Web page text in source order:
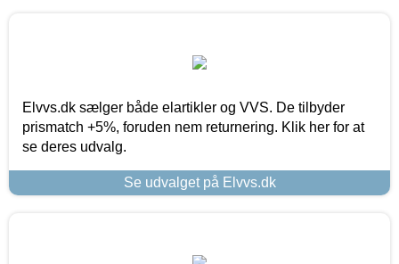
Elvvs.dk sælger både elartikler og VVS. De tilbyder
prismatch +5%, foruden nem returnering. Klik her for at
se deres udvalg.
Se udvalget på Elvvs.dk